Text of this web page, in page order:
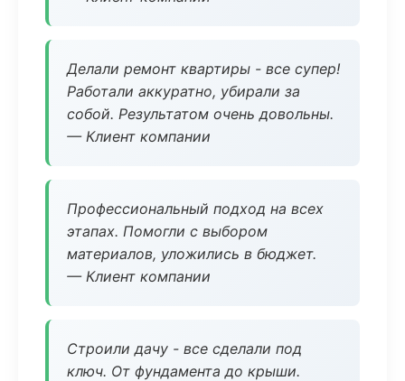
Делали ремонт квартиры - все супер!
Работали аккуратно, убирали за
собой. Результатом очень довольны.
— Клиент компании
Профессиональный подход на всех
этапах. Помогли с выбором
материалов, уложились в бюджет.
— Клиент компании
Строили дачу - все сделали под
ключ. От фундамента до крыши.